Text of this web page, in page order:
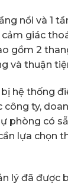
nổi và 1
giác
gồm 2
và thuận
hệ thống
ty,
phòng có
lựa chọn
lý đã được